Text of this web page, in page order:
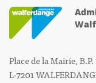
Place de la Mairie, B.P.
L-7201